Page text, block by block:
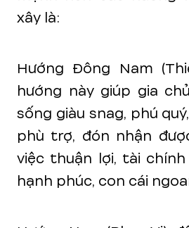
xây là:
Hướng Đông Nam
hướng này giúp gia
sống giàu snag, phú
phù trợ, đón nhận
việc thuận lợi, tài
hạnh phúc, con cái